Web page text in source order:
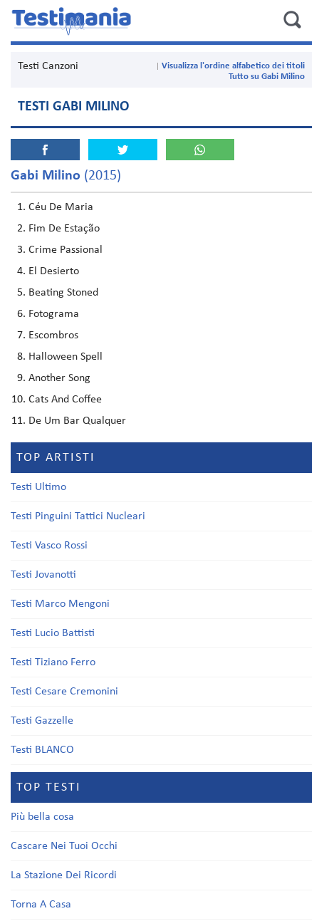
Testi Canzoni
Visualizza l'ordine alfabetico dei titoli
Tutto su Gabi Milino
TESTI GABI MILINO
Gabi Milino (2015)
Céu De Maria
Fim De Estação
Crime Passional
El Desierto
Beating Stoned
Fotograma
Escombros
Halloween Spell
Another Song
Cats And Coffee
De Um Bar Qualquer
TOP ARTISTI
Testi Ultimo
Testi Pinguini Tattici Nucleari
Testi Vasco Rossi
Testi Jovanotti
Testi Marco Mengoni
Testi Lucio Battisti
Testi Tiziano Ferro
Testi Cesare Cremonini
Testi Gazzelle
Testi BLANCO
TOP TESTI
Più bella cosa
Cascare Nei Tuoi Occhi
La Stazione Dei Ricordi
Torna A Casa